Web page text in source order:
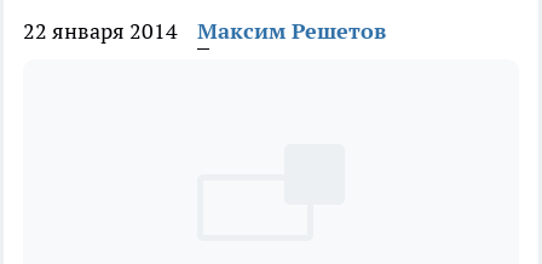
22 января 2014 Максим Решетов